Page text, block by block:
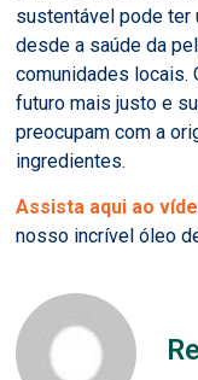
sustentável pode ter
desde a saúde da
comunidades locais.
futuro mais justo e
preocupam com a
ingredientes.
Assista aqui ao
nosso incrível óleo